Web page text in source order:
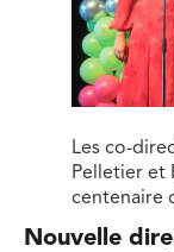
Les co-
Pelletier et
centenaire
Nouvelle